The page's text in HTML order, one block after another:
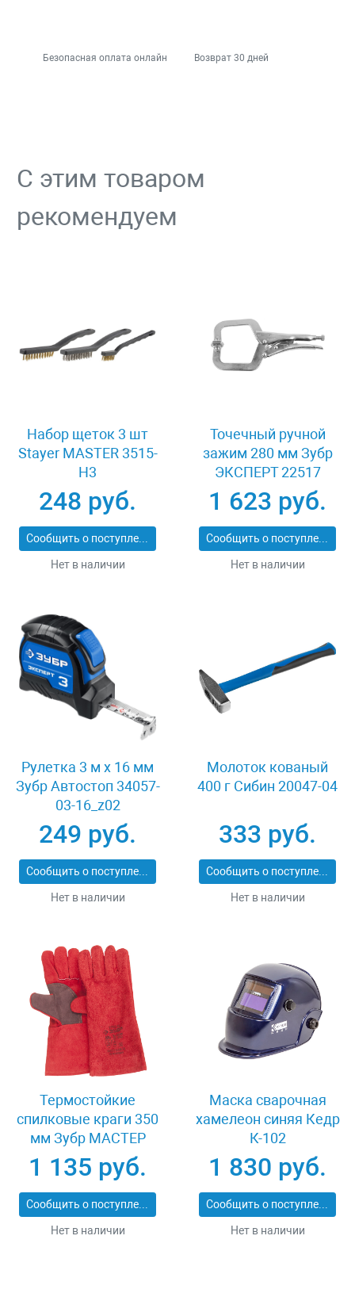
Безопасная оплата онлайн Возврат 30 дней
С этим товаром
рекомендуем
Набор щеток 3 шт
Stayer MASTER 3515-
H3
248 руб.
Сообщить о поступлении
Нет в наличии
Точечный ручной
зажим 280 мм Зубр
ЭКСПЕРТ 22517
1 623 руб.
Сообщить о поступлении
Нет в наличии
Рулетка 3 м x 16 мм
Зубр Автостоп 34057-
03-16_z02
249 руб.
Сообщить о поступлении
Нет в наличии
Молоток кованый
400 г Сибин 20047-04
333 руб.
Сообщить о поступлении
Нет в наличии
Термостойкие
спилковые краги 350
мм Зубр МАСТЕР
11334-XL
1 135 руб.
Сообщить о поступлении
Нет в наличии
Маска сварочная
хамелеон синяя Кедр
К-102
1 830 руб.
Сообщить о поступлении
Нет в наличии